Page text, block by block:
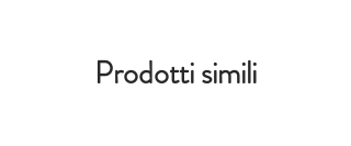
Prodotti simili